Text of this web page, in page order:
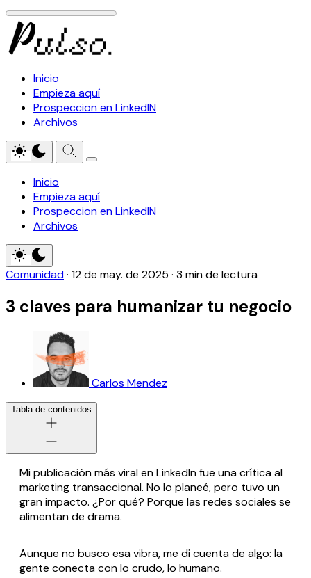
Inicio
Empieza aquí
Prospeccion en LinkedIN
Archivos
Inicio
Empieza aquí
Prospeccion en LinkedIN
Archivos
Comunidad· 12 de may. de 2025 · 3 min de lectura
3 claves para humanizar tu negocio
Carlos Mendez
Tabla de contenidos
Mi publicación más viral en LinkedIn fue una crítica al
marketing transaccional. No lo planeé, pero tuvo un
gran impacto. ¿Por qué? Porque las redes sociales se
alimentan de drama.
Aunque no busco esa vibra, me di cuenta de algo: la
gente conecta con lo crudo, lo humano.